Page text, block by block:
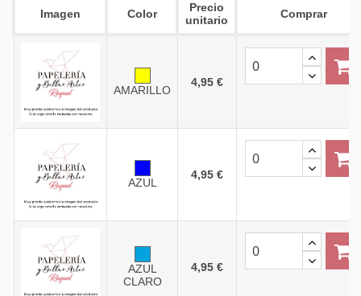
Imagen Color
Precio
unitario
Comprar
AMARILLO
4,95 €
AZUL
4,95 €
AZUL
CLARO
4,95 €